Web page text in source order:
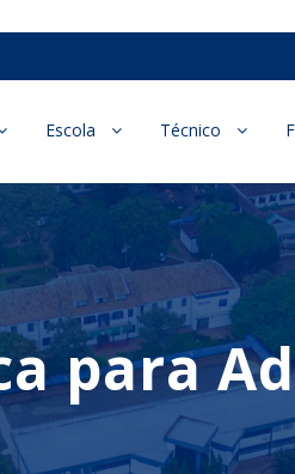
Escola Técnico
para